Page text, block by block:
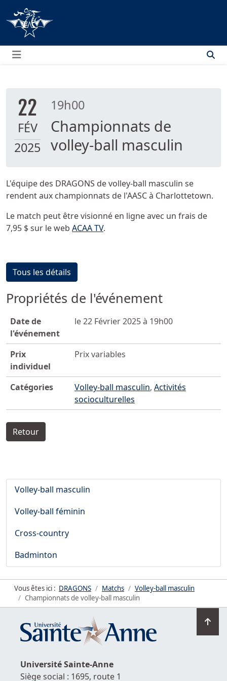
Menu
22
FÉV
2025
19h00
Championnats de
volley-ball masculin
L'équipe des DRAGONS de volley-ball masculin se
rendent aux championnats de l'AASC à Charlottetown.
Le match peut être visionné en ligne avec un frais de
7,95 $ sur le web ACAA TV.
Tous les détails
Propriétés de l'événement
Date de
l'événement
le 22 Février 2025 à 19h00
Prix
individuel
Prix variables
Catégories Volley-ball masculin, Activités
socioculturelles
Retour
Volley-ball masculin
Volley-ball féminin
Cross-country
Badminton
Vous êtes ici : DRAGONS Matchs
Volley-ball masculin
Championnats de volley-ball masculin
en
UniversitéSainte-Anne
Siège social : 1695, route 1